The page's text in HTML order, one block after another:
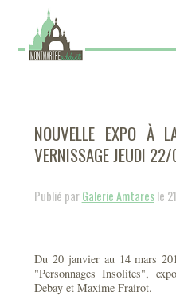
NOUVELLE EXPO À
VERNISSAGE JEUDI
Publié parGalerie Amtaresle
Du 20 janvier au 14 mars
"Personnages Insolites",
Debay et Maxime Frairot.